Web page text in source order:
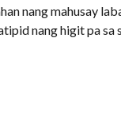
nang mahusay
nang higit pa sa